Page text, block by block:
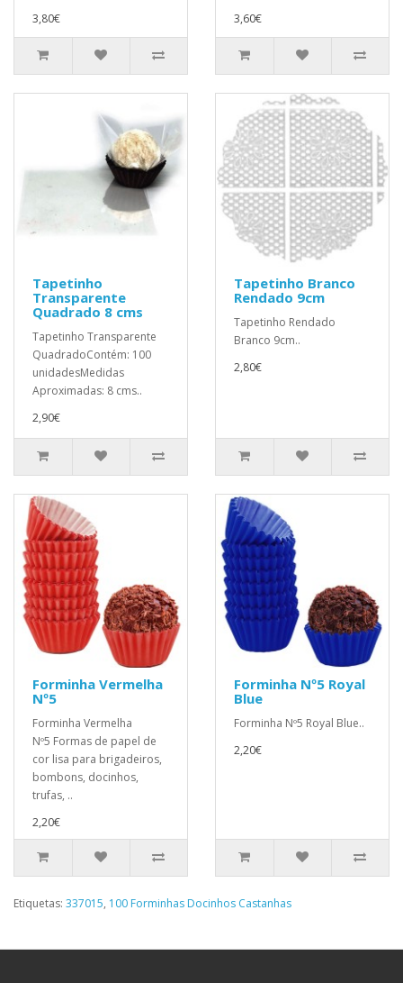
3,80€
3,60€
Tapetinho
Transparente
Quadrado 8 cms
Tapetinho Transparente
QuadradoContém: 100
unidadesMedidas
Aproximadas: 8 cms..
2,90€
Tapetinho Branco
Rendado 9cm
Tapetinho Rendado
Branco 9cm..
2,80€
Forminha Vermelha
Nº5
Forminha Vermelha
Nº5 Formas de papel de
cor lisa para brigadeiros,
bombons, docinhos,
trufas, ..
2,20€
Forminha Nº5 Royal
Blue
Forminha Nº5 Royal Blue..
2,20€
Etiquetas: 337015, 100 Forminhas Docinhos Castanhas